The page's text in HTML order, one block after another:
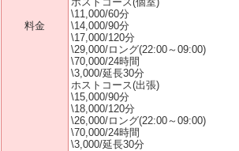
料金
\11,000/60分
\14,000/90分
\17,000/120分
\29,000/ロング(22:00～09:00)
\70,000/24時間
\3,000/延長30分
ホストコース(出張)
\15,000/90分
\18,000/120分
\26,000/ロング(22:00～09:00)
\70,000/24時間
\3,000/延長30分